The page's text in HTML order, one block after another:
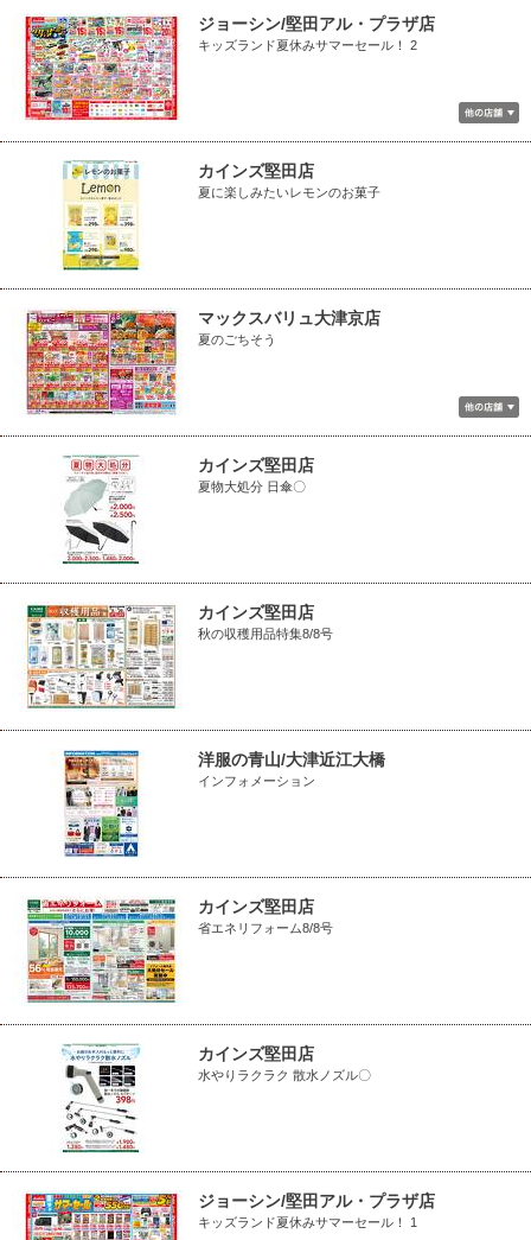
ジョーシン/堅田アル・プラザ店
キッズランド夏休みサマーセール！ 2
カインズ堅田店
夏に楽しみたいレモンのお菓子
マックスバリュ大津京店
夏のごちそう
カインズ堅田店
夏物大処分 日傘〇
カインズ堅田店
秋の収穫用品特集8/8号
洋服の青山/大津近江大橋
インフォメーション
カインズ堅田店
省エネリフォーム8/8号
カインズ堅田店
水やりラクラク 散水ノズル〇
ジョーシン/堅田アル・プラザ店
キッズランド夏休みサマーセール！ 1